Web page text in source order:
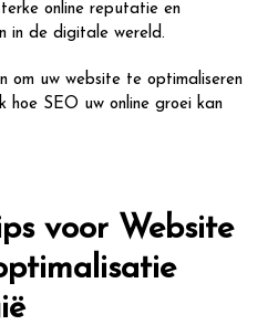
online reputatie en
in de digitale wereld.
om uw website te optimaliseren
hoe SEO uw online groei kan
voor Website